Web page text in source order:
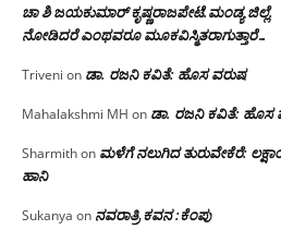
ಚಾ ಶಿ ಜಯಕುಮಾರ್ ಕೃಷ್ಣರಾಜಪೇಟೆ.ಮಂಡ್ಯ ಜಿಲ್ಲೆ.
ನೋಡಿದರೆ ಎಂಥವರೂ ಮೂಕವಿಸ್ಮಿತರಾಗುತ್ತಾರೆ…
Triveni on ಡಾ. ರಜನಿ ಕವಿತೆ: ಹೊಸ ವರುಷ
Mahalakshmi MH on ಡಾ. ರಜನಿ ಕವಿತೆ: ಹೊಸ
Sharmithon ಮಳೆಗೆ ನಲುಗಿದ ತುರುವೇಕೆರೆ:
ಹಾನಿ
Sukanya on ನವರಾತ್ರಿ ಕವನ :ಕೆಂಪು